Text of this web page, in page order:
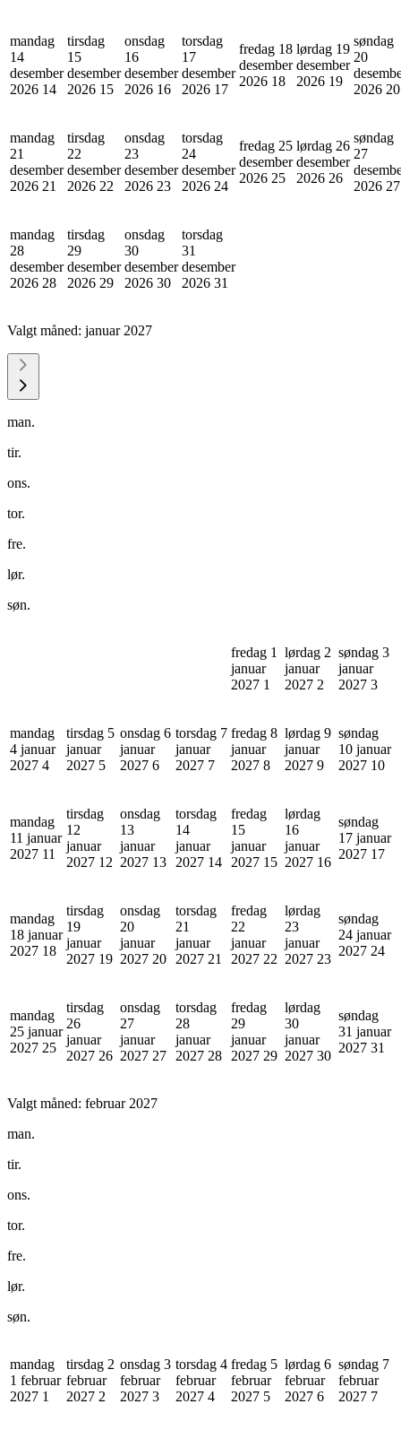
mandag
14
desember
2026 14
tirsdag
15
desember
2026 15
onsdag
16
desember
2026 16
torsdag
17
desember
2026 17
fredag 18
desember
2026 18
lørdag 19
desember
2026 19
søndag
20
2026 20
mandag
21
desember
2026 21
tirsdag
22
desember
2026 22
onsdag
23
desember
2026 23
torsdag
24
desember
2026 24
fredag 25
desember
2026 25
lørdag 26
desember
2026 26
søndag
27
2026 27
mandag
28
desember
2026 28
tirsdag
29
desember
2026 29
onsdag
30
desember
2026 30
torsdag
31
desember
2026 31
Valgt måned: januar 2027
man.
tir.
ons.
tor.
fre.
lør.
søn.
fredag 1
januar
2027 1
lørdag 2
januar
2027 2
søndag 3
januar
2027 3
mandag
4 januar
2027 4
tirsdag 5
januar
2027 5
onsdag 6
januar
2027 6
torsdag 7
januar
2027 7
fredag 8
januar
2027 8
lørdag 9
januar
2027 9
søndag
10 januar
2027 10
mandag
11 januar
2027 11
tirsdag
12
januar
2027 12
onsdag
13
januar
2027 13
torsdag
14
januar
2027 14
fredag
15
januar
2027 15
lørdag
16
januar
2027 16
søndag
17 januar
2027 17
mandag
18 januar
2027 18
tirsdag
19
januar
2027 19
onsdag
20
januar
2027 20
torsdag
21
januar
2027 21
fredag
22
januar
2027 22
lørdag
23
januar
2027 23
søndag
24 januar
2027 24
mandag
25 januar
2027 25
tirsdag
26
januar
2027 26
onsdag
27
januar
2027 27
torsdag
28
januar
2027 28
fredag
29
januar
2027 29
lørdag
30
januar
2027 30
søndag
31 januar
2027 31
Valgt måned: februar 2027
man.
tir.
ons.
tor.
fre.
lør.
søn.
mandag
1 februar
2027 1
tirsdag 2
februar
2027 2
onsdag 3
februar
2027 3
torsdag 4
februar
2027 4
fredag 5
februar
2027 5
lørdag 6
februar
2027 6
søndag 7
februar
2027 7